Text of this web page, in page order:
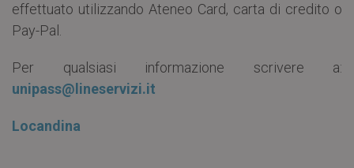
effettuato utilizzando Ateneo Card, carta di credito o
Pay-Pal.
Per qualsiasi informazione scrivere a:
unipass@lineservizi.it
Locandina